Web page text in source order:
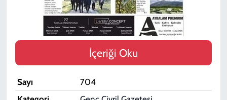
İçeriği Oku
Sayı
704